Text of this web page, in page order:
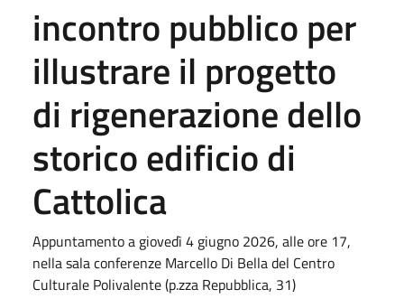
incontro pubblico per
illustrare il progetto
di rigenerazione dello
storico edificio di
Cattolica
​Appuntamento a giovedì 4 giugno 2026, alle ore 17,
nella sala conferenze Marcello Di Bella del Centro
Culturale Polivalente (p.zza Repubblica, 31)